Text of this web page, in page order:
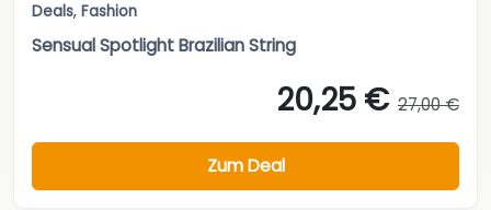
Deals, Fashion
Sensual Spotlight Brazilian String
20,25 € 27,00 €
Zum Deal